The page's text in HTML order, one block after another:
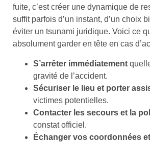
fuite, c’est créer une dynamique de
suffit parfois d’un instant, d’un choix
éviter un tsunami juridique. Voici ce
absolument garder en tête en cas
S’arrêter immédiatement
gravité de l’accident.
Sécuriser le lieu et porter
victimes potentielles.
Contacter les secours et la
constat officiel.
Échanger vos coordonnées